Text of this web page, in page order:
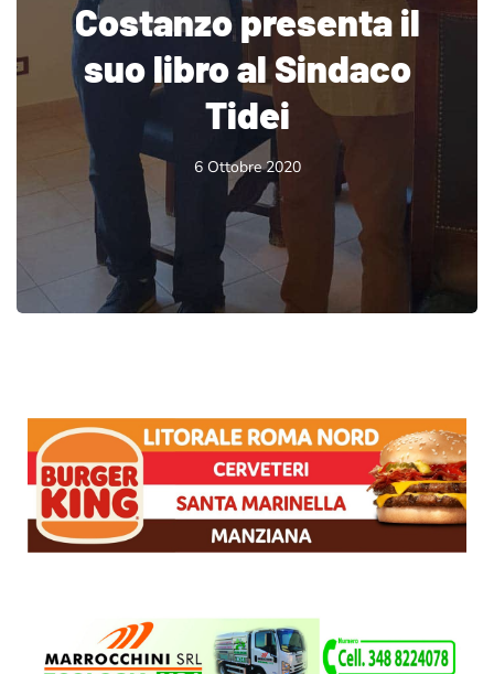
Costanzo presenta il
suo libro al Sindaco
Tidei
6 Ottobre 2020